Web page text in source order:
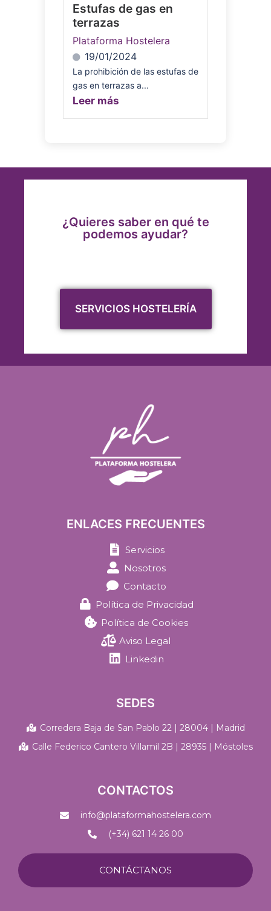
Estufas de gas en
terrazas
Plataforma Hostelera
19/01/2024
La prohibición de las estufas de
gas en terrazas a...
Leer más
¿Quieres saber en qué te
podemos ayudar?
SERVICIOS HOSTELERÍA
ENLACES FRECUENTES
Servicios
Nosotros
Contacto
Política de Privacidad
Política de Cookies
Aviso Legal
Linkedin
SEDES
Corredera Baja de San Pablo 22 | 28004 | Madrid
Calle Federico Cantero Villamil 2B | 28935 | Móstoles
CONTACTOS
info@plataformahostelera.com
(+34) 621 14 26 00
CONTÁCTANOS